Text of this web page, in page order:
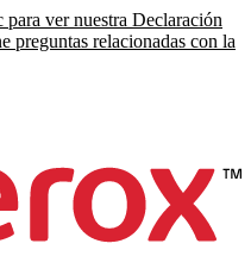
para ver nuestra Declaración
preguntas relacionadas con la